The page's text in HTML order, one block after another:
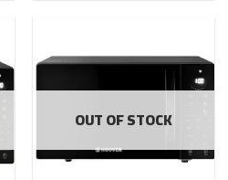
OUT OF STOCK